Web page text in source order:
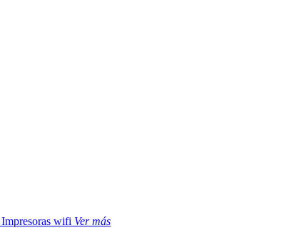
Impresoras wifi Ver más